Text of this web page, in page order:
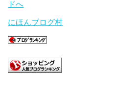
にほんブログ村